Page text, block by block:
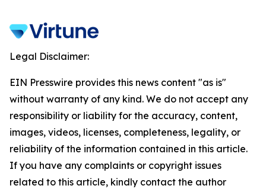
Legal Disclaimer:
EIN Presswire provides this news content "as is"
without warranty of any kind. We do not accept any
responsibility or liability for the accuracy, content,
images, videos, licenses, completeness, legality, or
reliability of the information contained in this article.
If you have any complaints or copyright issues
related to this article, kindly contact the author